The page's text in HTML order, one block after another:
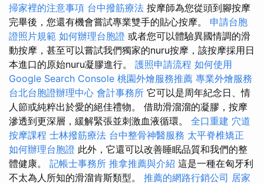
掃家裡的注意事項 台中撥筋療法 按摩師為您從頭到腳按摩
完畢後，您還有機會嘗試專業雙手的貼心按摩。 申請台胞
證照片規範 如何辦理台胞證 或者您可以體驗異國情調的滑
動按摩，甚至可以嘗試我們獨家的nuru按摩，該按摩採用日
本進口的原始nuru凝膠進行。 護照申請流程 如何使用
Google Search Console 桃園外燴服務推薦 專業外燴服務
台北台胞證辦理中心 會計事務所 它可以是周年紀念日、情
人節或純粹出於愛的絕佳禮物。 借助滑溜溜的凝膠，按摩
滲透到更深層，緩解緊張並刺激血液循環。 全口重建 穴道
按摩課程 士林撥筋療法 台中整骨神醫服務 太平脊椎矯正
如何辦理台胞證 此外，它還可以改善睡眠品質和我們的整
體健康。 記帳士事務所 推拿推薦與介紹 這是一種在匈牙利
不太為人所知的滑溜肯斯類型。 推薦的網路行銷公司 居家